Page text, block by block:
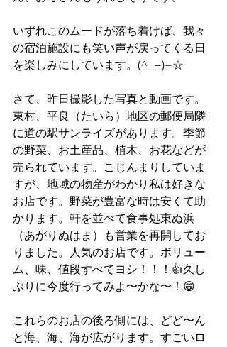
いずれこのムードが落ち着けば、我々
の宿泊施設にも笑い声が戻ってくる日
を楽しみにしています。(^_−)−☆
さて、昨日撮影した写真と動画です。
東村、平良（たいら）地区の郵便局隣
に道の駅サンライズがあります。季節
の野菜、お土産品、植木、お花などが
売られています。こじんまりしていま
すが、地域の物産がわかり私は好きな
お店です。野菜が豊富な時は安くて助
かります。軒を並べて食事処東ぬ浜
（あがりぬはま）も営業を再開してお
りました。人気のお店です。ボリュー
ム、味、値段すべてヨシ！！！👍久し
ぶりに今度行ってみよ〜かな〜！😁
これらのお店の後ろ側には、どど〜ん
と海、海、海が広がります。すごいロ